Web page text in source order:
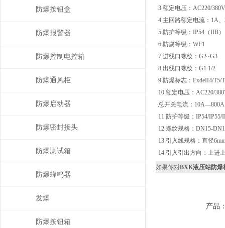
3.额定电压：AC220/380V
4.主回路额定电流：1A
5.防护等级：IP54（IIB
6.防腐等级：WF1
7.进线口螺纹：G2~G3
8.出线口螺纹：G1 1/2
9.防爆标志：ExdeII4/T5/
10.额定电压：AC220/
总开关电流：10A—800A
11.防护等级：IP54/IP55/
12.螺纹规格：DN15-
13.引入线规格：直径
14.引入引出方向：上进
如果你对BXK液压站防爆
产品
防爆按钮盒
防爆报警器
防爆控制电控箱
防爆通风柜
防爆启动器
防爆密封接头
防爆测试箱
防爆蜂鸣器
发爆
防爆按钮箱